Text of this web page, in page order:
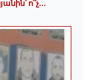
ո՞չ․․․